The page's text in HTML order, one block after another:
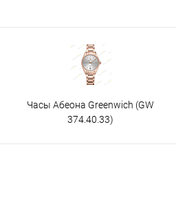
Часы Абеона Greenwich (GW
374.40.33)